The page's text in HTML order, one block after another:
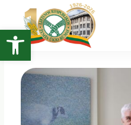
Open toolbar
turinio